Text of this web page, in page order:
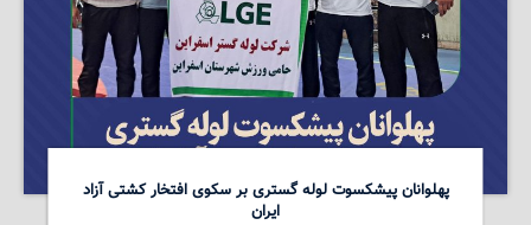
پهلوانان پیشکسوت لوله گستری بر سکوی افتخار کشتی آزاد
ایران